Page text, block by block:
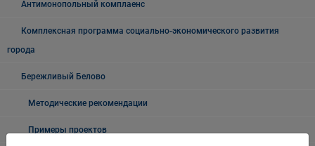
Антимонопольный комплаенс
Комплексная программа социально-экономического развития
города
Бережливый Белово
Методические рекомендации
Примеры проектов